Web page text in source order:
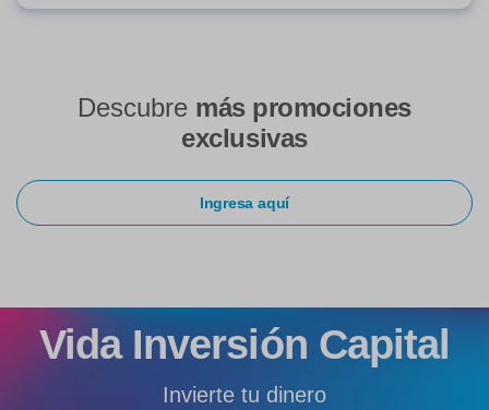
Descubre más promociones
exclusivas
Ingresa aquí
Vida Inversión Capital
Invierte tu dinero